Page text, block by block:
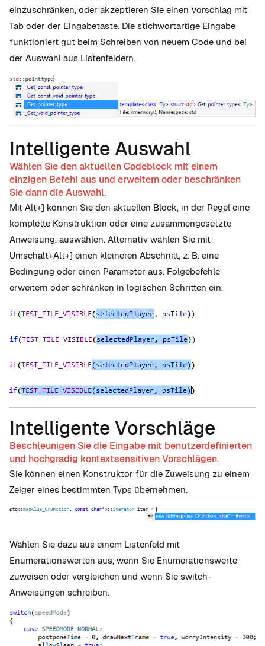
einzuschränken, oder akzeptieren Sie einen Vorschlag mit
Tab oder der Eingabetaste. Die stichwortartige Eingabe
funktioniert gut beim Schreiben von neuem Code und bei
der Auswahl aus Listenfeldern.
Intelligente Auswahl
Wählen Sie den aktuellen Codeblock mit einem
einzigen Befehl aus und erweitern oder beschränken
Sie dann die Auswahl.
Mit Alt+] können Sie den aktuellen Block, in der Regel eine
komplette Konstruktion oder eine zusammengesetzte
Anweisung, auswählen. Alternativ wählen Sie mit
Umschalt+Alt+] einen kleineren Abschnitt, z. B. eine
Bedingung oder einen Parameter aus. Folgebefehle
erweitern oder schränken in logischen Schritten ein.
Intelligente Vorschläge
Beschleunigen Sie die Eingabe mit benutzerdefinierten
und hochgradig kontextsensitiven Vorschlägen.
Sie können einen Konstruktor für die Zuweisung zu einem
Zeiger eines bestimmten Typs übernehmen.
Wählen Sie dazu aus einem Listenfeld mit
Enumerationswerten aus, wenn Sie Enumerationswerte
zuweisen oder vergleichen und wenn Sie switch-
Anweisungen schreiben.